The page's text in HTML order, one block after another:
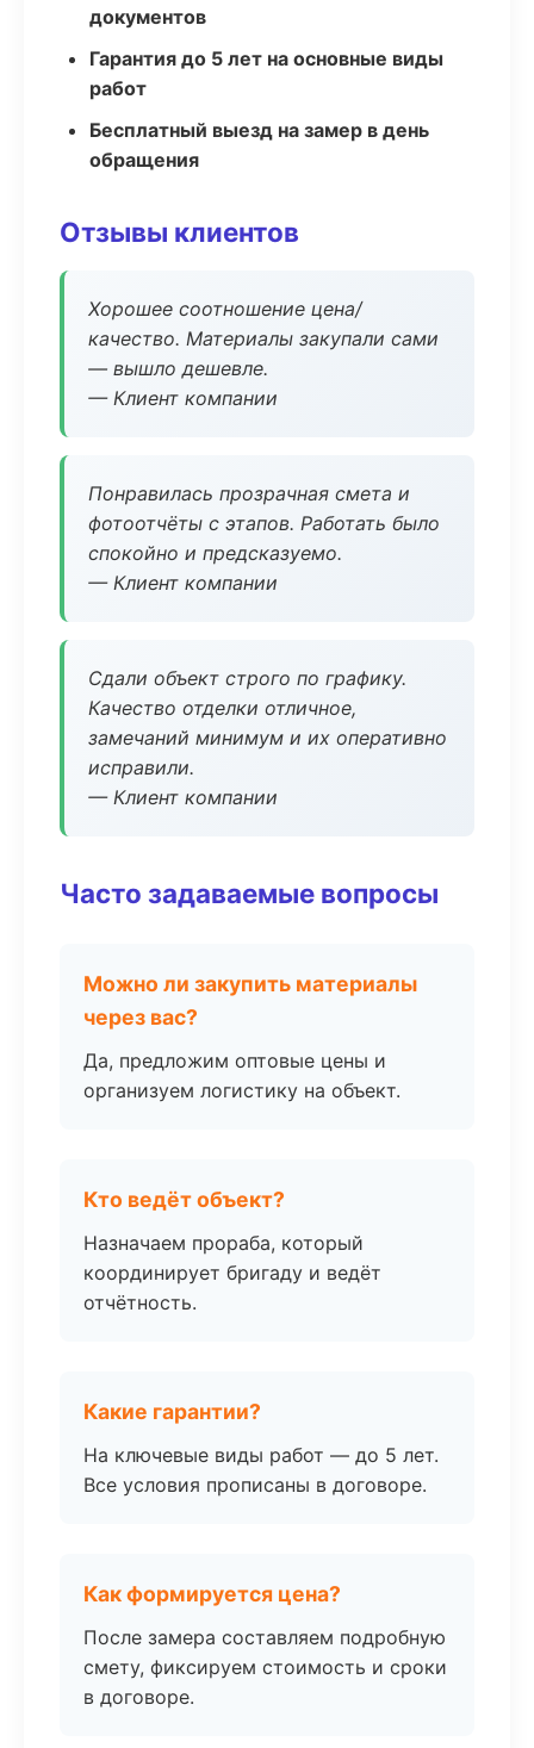
документов
Гарантия до 5 лет на основные виды
работ
Бесплатный выезд на замер в день
обращения
Отзывы клиентов
Хорошее соотношение цена/
качество. Материалы закупали сами
— вышло дешевле.
— Клиент компании
Понравилась прозрачная смета и
фотоотчёты с этапов. Работать было
спокойно и предсказуемо.
— Клиент компании
Сдали объект строго по графику.
Качество отделки отличное,
замечаний минимум и их оперативно
исправили.
— Клиент компании
Часто задаваемые вопросы
Можно ли закупить материалы
через вас?
Да, предложим оптовые цены и
организуем логистику на объект.
Кто ведёт объект?
Назначаем прораба, который
координирует бригаду и ведёт
отчётность.
Какие гарантии?
На ключевые виды работ — до 5 лет.
Все условия прописаны в договоре.
Как формируется цена?
После замера составляем подробную
смету, фиксируем стоимость и сроки
в договоре.